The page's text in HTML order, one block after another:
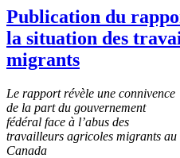
Publication du
la situation des
migrants
Le rapport révèle une connivence
de la part du gouvernement
fédéral face à l’abus des
travailleurs agricoles migrants au
Canada